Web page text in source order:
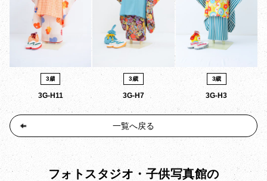
3歳
3G-H11
3歳
3G-H7
3歳
3G-H3
一覧へ戻る
フォトスタジオ・子供写真館の